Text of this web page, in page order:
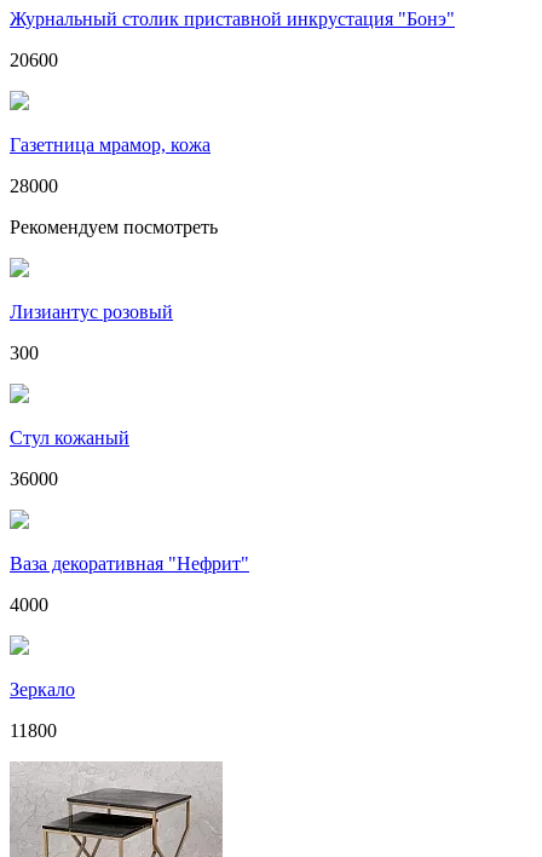
Журнальный столик приставной инкрустация "Бонэ"
20600
Газетница мрамор, кожа
28000
Рекомендуем посмотреть
Лизиантус розовый
300
Стул кожаный
36000
Ваза декоративная "Нефрит"
4000
Зеркало
11800